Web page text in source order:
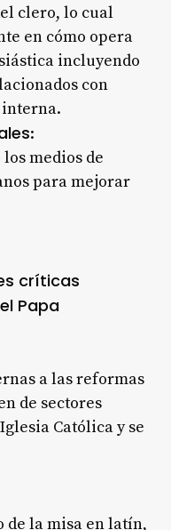
clero, lo cual
en cómo opera
incluyendo
con
:
medios de
para mejorar
críticas
Papa
a las reformas
de sectores
Católica y se
de la misa en latín,